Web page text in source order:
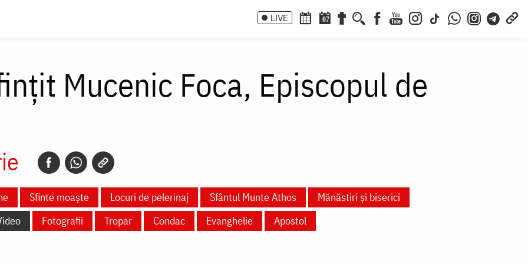
LIVE 07
Mucenic Foca, Episcopul de
Sfinte moaște Locuri de pelerinaj Sfântul Munte Athos
Mănăstiri și biserici
Fotografii Tropar Condac Evanghelie Apostol